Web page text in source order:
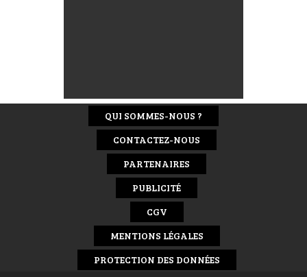
QUI SOMMES-NOUS ?
CONTACTEZ-NOUS
PARTENAIRES
PUBLICITÉ
CGV
MENTIONS LÉGALES
PROTECTION DES DONNÉES